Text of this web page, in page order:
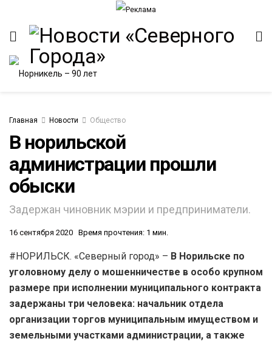
Главная Новости Общество
В норильской
администрации прошли
обыски
Задержан чиновник мэрии и предприниматели.
16 сентября 2020 Время прочтения: 1 мин.
#НОРИЛЬСК. «Северный город» – В Норильске по
уголовному делу о мошенничестве в особо крупном
размере при исполнении муниципального контракта
задержаны три человека: начальник отдела
организации торгов муниципальным имуществом и
земельными участками администрации, а также